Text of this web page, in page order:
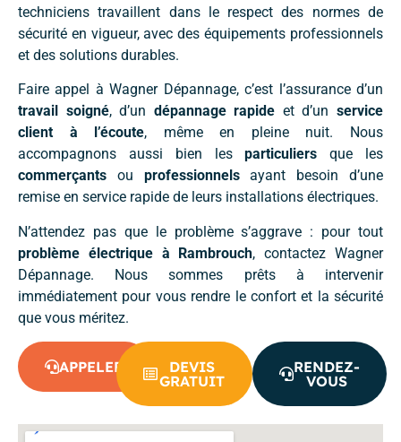
techniciens travaillent dans le respect des normes de
sécurité en vigueur, avec des équipements professionnels
et des solutions durables.
Faire appel à Wagner Dépannage, c’est l’assurance d’un
travail soigné, d’un dépannage rapide et d’unservice
client à l’écoute, même en pleine nuit. Nous
accompagnons aussi bien lesparticuliers que les
commerçants ou professionnelsayant besoin d’une
remise en service rapide de leurs installations électriques.
N’attendez pas que le problème s’aggrave : pour tout
problème électrique à Rambrouch, contactez Wagner
Dépannage. Nous sommes prêts à intervenir
immédiatement pour vous rendre le confort et la sécurité
que vous méritez.
APPELER
DEVIS
GRATUIT
RENDEZ-
VOUS